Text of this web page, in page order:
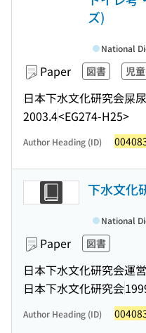
ズ)
Paper 図書 児
日本下水文化研究会屎
2003.4<EG274-H25>
National
Author Heading (ID)
下水文化
Paper 図書
日本下水文化研究会運
日本下水文化研究会
National
Author Heading (ID)